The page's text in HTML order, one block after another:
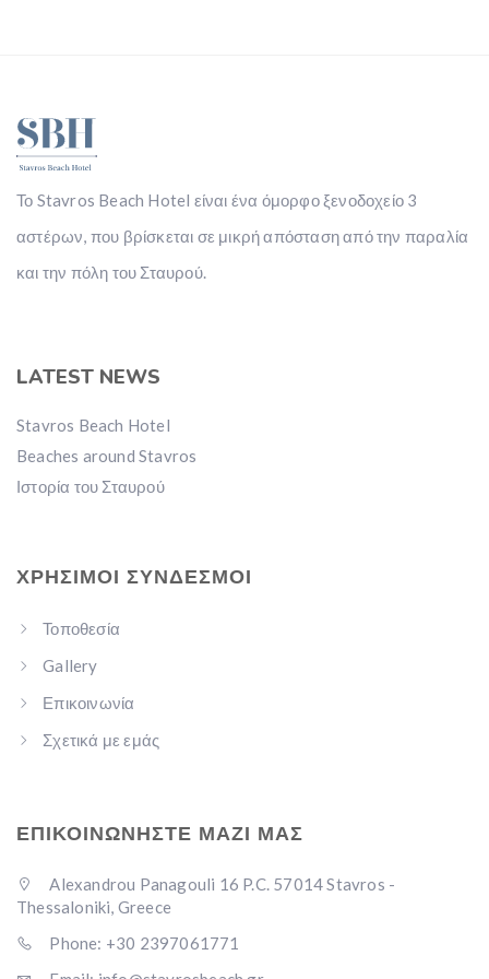
Το Stavros Beach Hotel είναι ένα όμορφο ξενοδοχείο 3
αστέρων, που βρίσκεται σε μικρή απόσταση από την παραλία
και την πόλη του Σταυρού.
LATEST NEWS
Stavros Beach Hotel
Beaches around Stavros
Ιστορία του Σταυρού
ΧΡΉΣΙΜΟΙ ΣΎΝΔΕΣΜΟΙ
Τοποθεσία
Gallery
Επικοινωνία
Σχετικά με εμάς
ΕΠΙΚΟΙΝΩΝΗΣΤΕ ΜΑΖΙ ΜΑΣ
Alexandrou Panagouli 16 P.C. 57014 Stavros -
Thessaloniki, Greece
Phone: +30 2397061771